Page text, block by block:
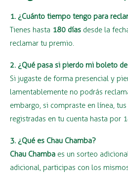
1. ¿Cuánto tiempo tengo para
Tienes hasta 180 días desde la
reclamar tu premio.
2. ¿Qué pasa si pierdo mi boleto
Si jugaste de forma presencial y
lamentablemente no podrás
embargo, si compraste en línea,
registradas en tu cuenta hasta por
3. ¿Qué es Chau Chamba?
Chau Chamba es un sorteo
adicional, participas con los